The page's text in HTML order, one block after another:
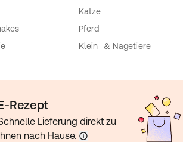
Katze
Pferd
Klein- & Nagetiere
Rezept
Lieferung direkt zu
Ihnen nach Hause.